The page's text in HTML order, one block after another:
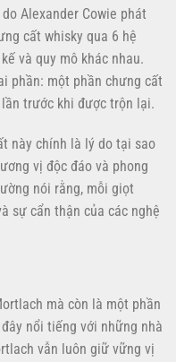
Alexander Cowie phát
cất whisky qua 6 hệ
và quy mô khác nhau.
phần: một phần chưng cất
trước khi được trộn lại.
này chính là lý do tại sao
vị độc đáo và phong
nói rằng, mỗi giọt
sự cẩn thận của các nghệ
mà còn là một phần
nổi tiếng với những nhà
vẫn luôn giữ vững vị